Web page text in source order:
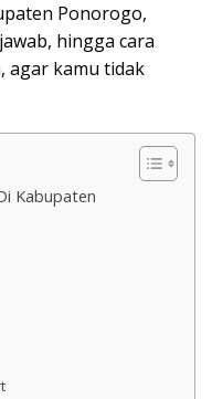
Ponorogo,
hingga cara
agar kamu tidak
Kabupaten